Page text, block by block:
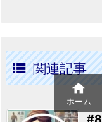
 関連記事

ホーム